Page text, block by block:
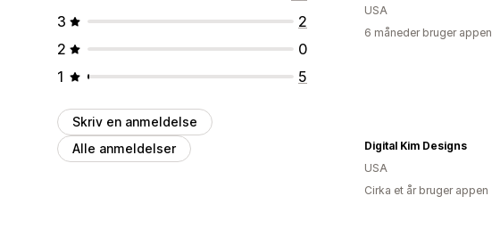
3
2
2
0
1
5
Skriv en anmeldelse
Alle anmeldelser
USA
6 måneder bruger appen
Digital Kim Designs
USA
Cirka et år bruger appen